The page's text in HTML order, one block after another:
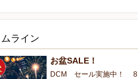
ライン
お盆SALE！
DCM セール実施中！ 8